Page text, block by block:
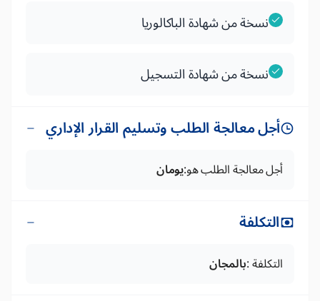
نسخة من شهادة الباكالوريا
نسخة من شهادة التسجيل
أجل معالجة الطلب وتسليم القرار الإداري
أجل معالجة الطلب هو:يومان
التكلفة
التكلفة :بالمجان